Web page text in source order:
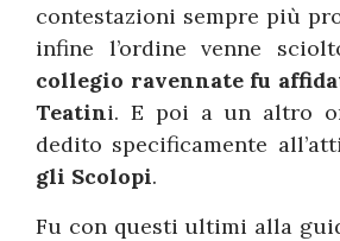
contestazioni sempre più
infine l’ordine venne
collegio ravennate fu
Teatini. E poi a un altro
dedito specificamente
gli Scolopi.
Fu con questi ultimi alla